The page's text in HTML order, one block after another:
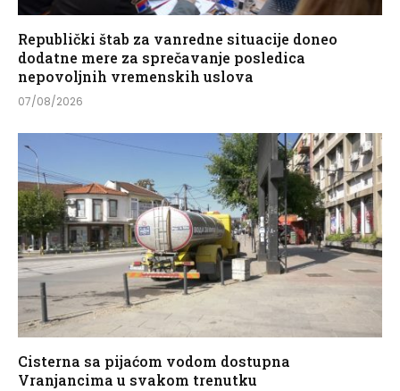
Republički štab za vanredne situacije doneo
dodatne mere za sprečavanje posledica
nepovoljnih vremenskih uslova
07/08/2026
Cisterna sa pijaćom vodom dostupna
Vranjancima u svakom trenutku